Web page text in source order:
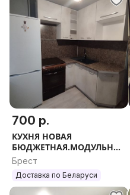
700 р.
КУХНЯ НОВАЯ
БЮДЖЕТНАЯ.МОДУЛЬНЫЕ
КУХНИ. ПРЯМЫЕ И
УГЛОВЫЕ. ЛЮБОЙ
РАЗМЕР.
Брест
Доставка по Беларуси